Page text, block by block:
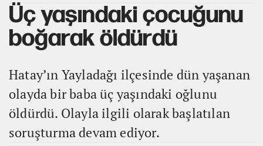
Üç yaşındaki çocuğunu
boğarak öldürdü
Hatay’ın Yayladağı ilçesinde dün yaşanan
olayda bir baba üç yaşındaki oğlunu
öldürdü. Olayla ilgili olarak başlatılan
soruşturma devam ediyor.